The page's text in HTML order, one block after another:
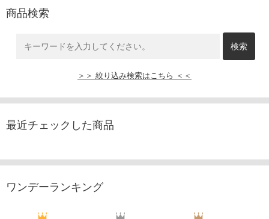
商品検索
＞＞ 絞り込み検索はこちら ＜＜
最近チェックした商品
ワンデーランキング